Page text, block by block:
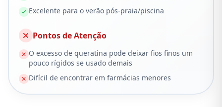
Excelente para o verão pós-praia/piscina
Pontos de Atenção
O excesso de queratina pode deixar fios finos um
pouco rígidos se usado demais
Difícil de encontrar em farmácias menores